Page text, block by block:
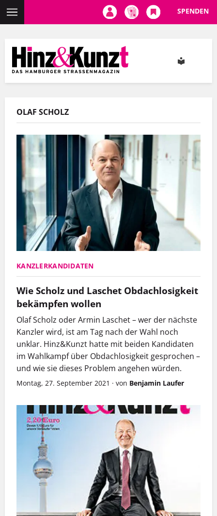
Inhalt
SPENDEN
OLAF SCHOLZ
KANZLERKANDIDATEN
Wie Scholz und Laschet Obdachlosigkeit
bekämpfen wollen
Olaf Scholz oder Armin Laschet – wer der nächste
Kanzler wird, ist am Tag nach der Wahl noch
unklar. Hinz&Kunzt hatte mit beiden Kandidaten
im Wahlkampf über Obdachlosigkeit gesprochen –
und wie sie dieses Problem angehen würden.
Montag, 27. September 2021 · von Benjamin Laufer